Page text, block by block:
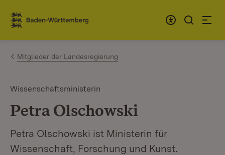
Zum Inhalt springen
Link zur Startseite
Mitglieder der Landesregierung
Wissenschaftsministerin
Petra Olschowski
Petra Olschowski ist Ministerin für
Wissenschaft, Forschung und Kunst.